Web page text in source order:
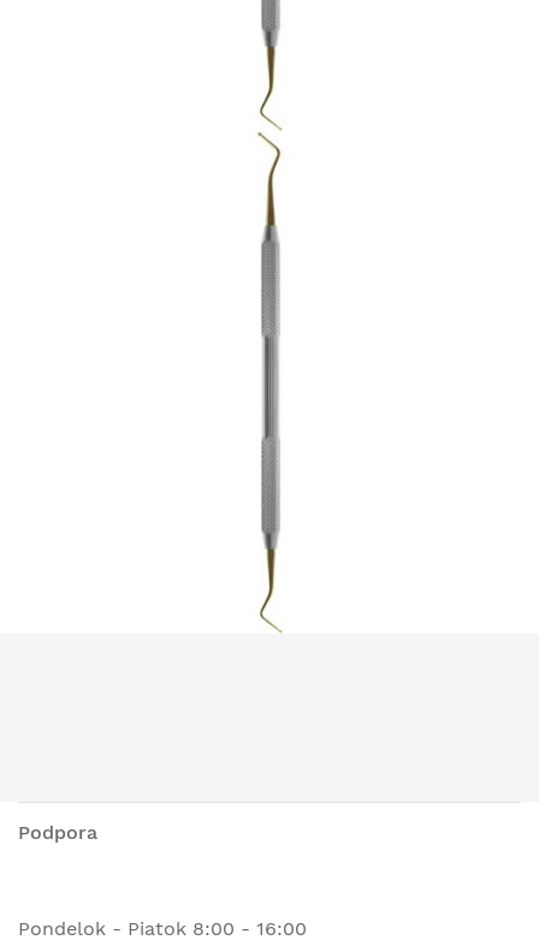
Podpora
Pondelok - Piatok 8:00 - 16:00